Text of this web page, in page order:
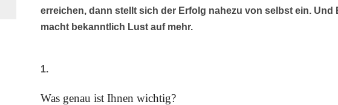
erreichen, dann stellt sich der Erfolg nahezu von selbst ein. Und
macht bekanntlich Lust auf mehr.
1.
Was genau ist Ihnen wichtig?